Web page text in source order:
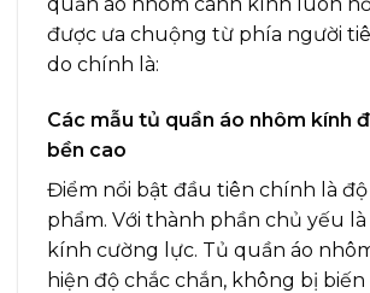
được ưa chuộng từ phía người
do chính là:
Các mẫu tủ quần áo nhôm kính
bền cao
Điểm nổi bật đầu tiên chính là độ
phẩm. Với thành phần chủ yếu
kính cường lực. Tủ quần áo
hiện độ chắc chắn, không bị